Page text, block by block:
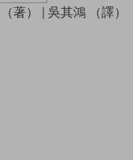
著） | 吳其鴻 （譯）